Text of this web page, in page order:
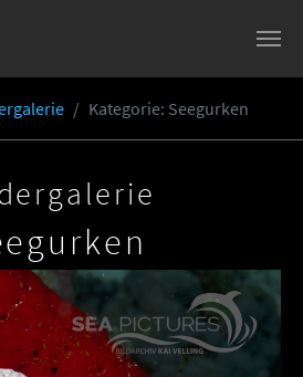
Kategorie: Seegurken